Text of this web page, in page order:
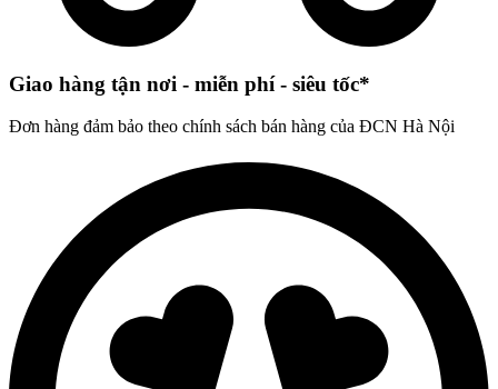
Giao hàng tận nơi - miễn phí - siêu tốc*
Đơn hàng đảm bảo theo chính sách bán hàng của ĐCN Hà Nội